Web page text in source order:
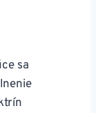
sa